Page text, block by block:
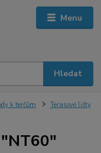
Menu
Hledat
k terčům
Terasové lišty